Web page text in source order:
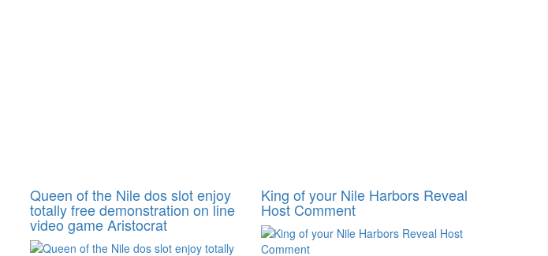
Queen of the Nile dos slot enjoy
totally free demonstration on line
video game Aristocrat
King of your Nile Harbors Reveal
Host Comment